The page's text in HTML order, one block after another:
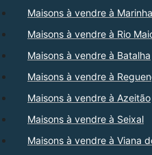
Maisons à vendre à
Maisons à vendre à Rio
Maisons à vendre à Batalha
Maisons à vendre à
Maisons à vendre à Azeitão
Maisons à vendre à Seixal
Maisons à vendre à Viana